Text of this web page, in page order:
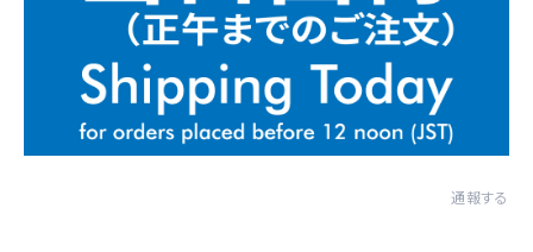
通報する